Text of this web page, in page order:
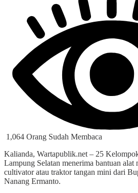
1,064 Orang Sudah Membaca
Kalianda, Wartapublik.net – 25
Lampung Selatan menerima bantuan alat
cultivator atau traktor tangan mini dari
Nanang Ermanto.